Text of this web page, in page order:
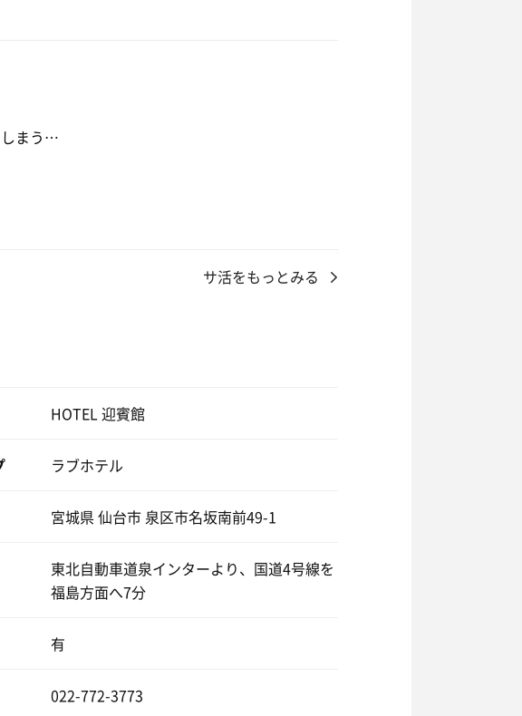
ていたので迷わずIN🏩✨
所恐怖症にはギリギリアウトな狭さ…
つ。
けど、何度かセットを重ねているうちに室温
ホクとチェックアウト。
しまう…
サ活をもっとみる
HOTEL 迎賓館
ラブホテル
宮城県 仙台市 泉区市名坂南前49-1
東北自動車道泉インターより、国道4号線を
福島方面へ7分
有
022-772-3773